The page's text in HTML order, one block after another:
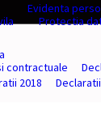
Evidenta
Protectia
contractuale
2018